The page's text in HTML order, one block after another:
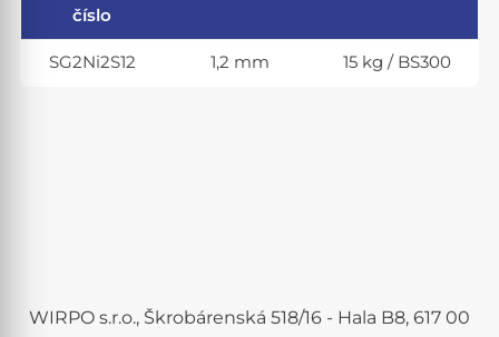
číslo
SG2Ni2S12 1,2 mm 15 kg / BS300
WIRPO s.r.o., Škrobárenská 518/16 - Hala B8, 617 00